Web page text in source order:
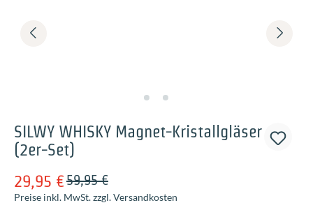
SILWY WHISKY Magnet-Kristallgläser
(2er-Set)
29,95 €59,95 €
Preise inkl. MwSt. zzgl. Versandkosten